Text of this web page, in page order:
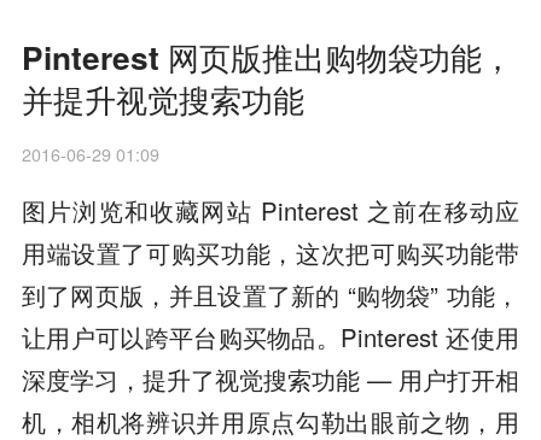
Pinterest 网页版推出购物袋功能，
并提升视觉搜索功能
2016-06-29 01:09
图片浏览和收藏网站 Pinterest 之前在移动应
用端设置了可购买功能，这次把可购买功能带
到了网页版，并且设置了新的 “购物袋” 功能，
让用户可以跨平台购买物品。Pinterest 还使用
深度学习，提升了视觉搜索功能 — 用户打开相
机，相机将辨识并用原点勾勒出眼前之物，用